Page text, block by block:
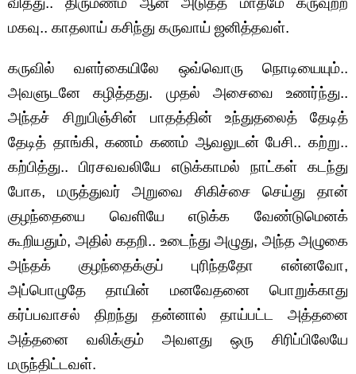
மகவு.. காதலாய் கசிந்து கருவாய் ஜனித்தவள்.
கருவில் வளர்கையிலே ஒவ்வொரு நொடியையும்..
அவளுடனே கழித்தது. முதல் அசைவை உணர்ந்து..
அந்தச் சிறுபிஞ்சின் பாதத்தின் உந்துதலைத் தேடித்
தேடித் தாங்கி, கணம் கணம் ஆவலுடன் பேசி.. கற்று..
கற்பித்து.. பிரசவவலியே எடுக்காமல் நாட்கள் கடந்து
போக, மருத்துவர் அறுவை சிகிச்சை செய்து தான்
குழந்தையை வெளியே எடுக்க வேண்டுமெனக்
கூறியதும், அதில் கதறி.. உடைந்து அழுது, அந்த அழுகை
அந்தக் குழந்தைக்குப் புரிந்ததோ என்னவோ,
அப்பொழுதே தாயின் மனவேதனை பொறுக்காது
கர்ப்பவாசல் திறந்து தன்னால் தாய்பட்ட அத்தனை
அத்தனை வலிக்கும் அவளது ஒரு சிரிப்பிலேயே
மருந்திட்டவள்.